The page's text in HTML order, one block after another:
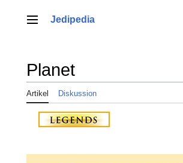
springenHauptmenü
Jedipedia
Planet
Artikel Diskussion